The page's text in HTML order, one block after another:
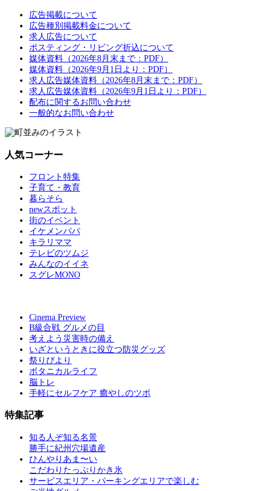
広告掲載について
広告種別掲載料金について
求人広告について
ポスティング・リビング折込について
媒体資料（2026年8月末まで：PDF）
媒体資料（2026年9月1日より：PDF）
求人広告媒体資料（2026年8月末まで：PDF）
求人広告媒体資料（2026年9月1日より：PDF）
配布に関するお問い合わせ
一般的なお問い合わせ
人気コーナー
フロント特集
子育て・教育
暮らそら
newスポット
街のイベント
イケメンパパ
キラリママ
テレビのツムジ
みんなのイイネ
スグレMONO
Cinema Preview
B級合戦 グルメの目
考えよう災害時の備え
いざというときに役立つ防災グッズ
祭りびより
ボタニカルライフ
脳トレ
手軽にセルフケア 癒やしのツボ
特集記事
知る人ぞ知る名景
勝手に紀州穴場遺産
ひんやりあま〜い
こだわりたっぷりかき氷
サービスエリア・パーキングエリアで楽しむ